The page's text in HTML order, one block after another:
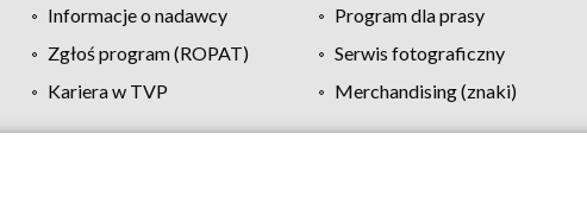
Informacje o nadawcy
Program dla prasy
Zgłoś program (ROPAT)
Serwis fotograficzny
Kariera w TVP
Merchandising (znaki)